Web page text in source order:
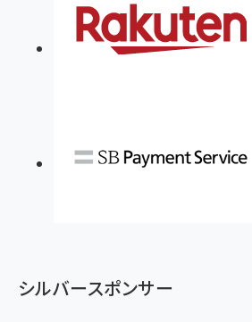
シルバースポンサー